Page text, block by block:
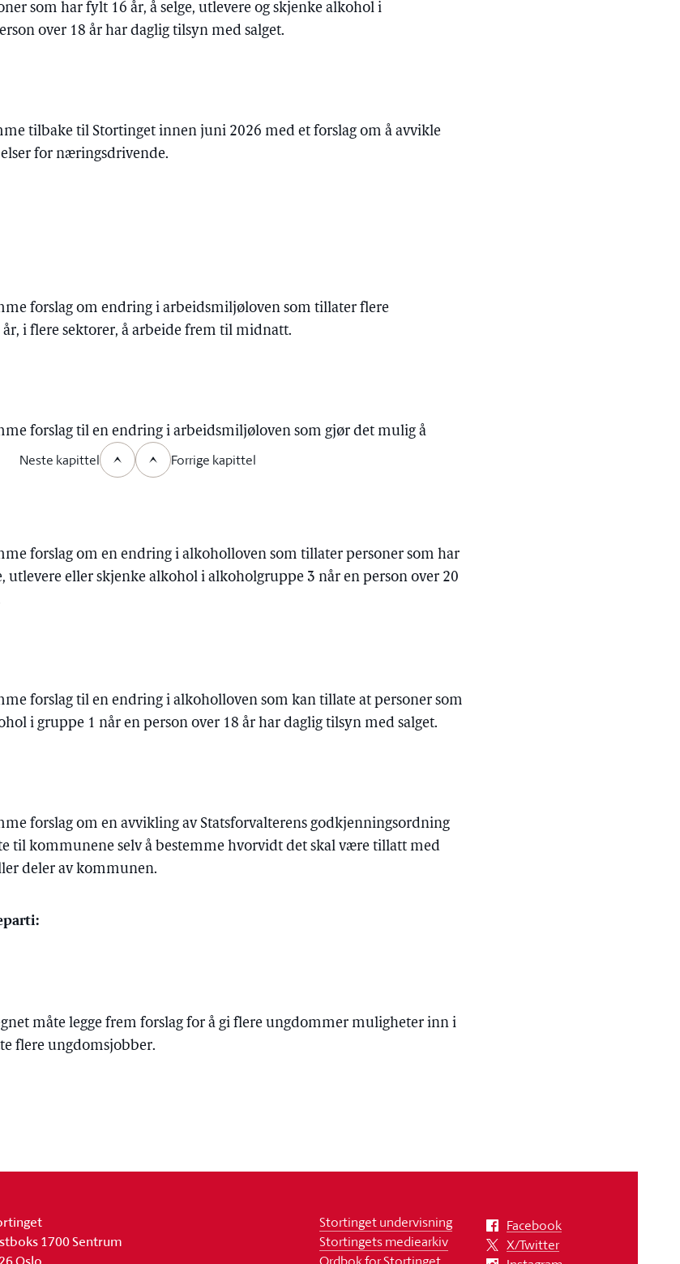
som har fylt 16 år, å selge, utlevere og skjenke alkohol i
over 18 år har daglig tilsyn med salget.
tilbake til Stortinget innen juni 2026 med et forslag om å avvikle
for næringsdrivende.
forslag om endring i arbeidsmiljøloven som tillater flere
i flere sektorer, å arbeide frem til midnatt.
forslag til en endring i arbeidsmiljøloven som gjør det mulig å
forslag om en endring i alkoholloven som tillater personer som har
utlevere eller skjenke alkohol i alkoholgruppe 3 når en person over 20
forslag til en endring i alkoholloven som kan tillate at personer som
i gruppe 1 når en person over 18 år har daglig tilsyn med salget.
forslag om en avvikling av Statsforvalterens godkjenningsordning
til kommunene selv å bestemme hvorvidt det skal være tillatt med
deler av kommunen.
måte legge frem forslag for å gi flere ungdommer muligheter inn i
flere ungdomsjobber.
Forrige kapittel
Neste kapittel
1700 Sentrum
Stortinget undervisning
Stortingets mediearkiv
Facebook
X/Twitter